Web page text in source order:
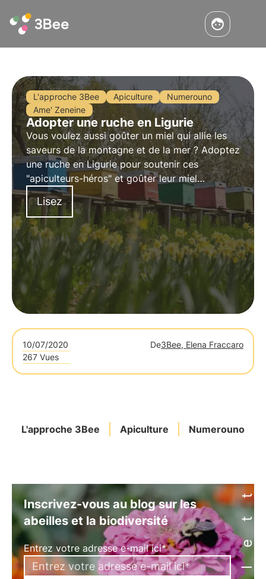
L'approche 3Bee Apiculture
Numerouno
Ame' Zeneine
Adopter une ruche en Ligurie
Vous voulez aussi goûter un miel qui allie les
saveurs de la montagne et de la mer ? Adoptez
une ruche en Ligurie pour soutenir ces
"apiculteurs-héros" et goûter leur miel
savoureux. En adoptant une ruche, vous
pouvez la suivre à distance et recevoir le miel
de votre choix.
Lisez
10/07/2020 De3Bee, Elena Fraccaro
267 Vues
L'approche 3Bee Apiculture Numerouno
Inscrivez-vous au blog sur les
abeilles et la biodiversité
Entrez votre adresse e-mail ici*